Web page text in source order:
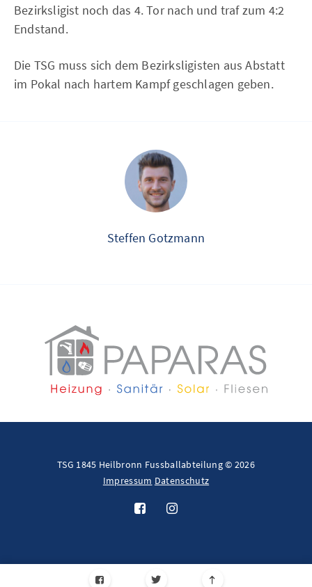
Bezirksligist noch das 4. Tor nach und traf zum 4:2
Endstand.
Die TSG muss sich dem Bezirksligisten aus Abstatt
im Pokal nach hartem Kampf geschlagen geben.
Steffen Gotzmann
TSG 1845 Heilbronn Fussballabteilung © 2026
Impressum Datenschutz